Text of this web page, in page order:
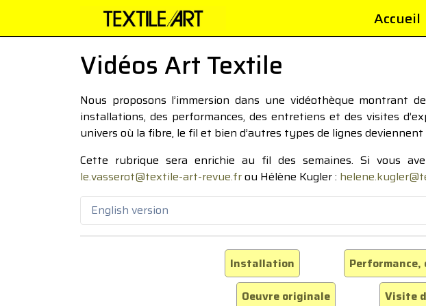
Accueil
Vidéos Art Textile
Nous proposons l’immersion dans une vidéothèque
installations, des performances, des entretiens et des visites
univers où la fibre, le fil et bien d’autres types de lignes
Cette rubrique sera enrichie au fil des semaines. Si vous
le.vasserot@textile-art-revue.frou Hélène Kugler :
English version
Installation
Oeuvre originale
Visite